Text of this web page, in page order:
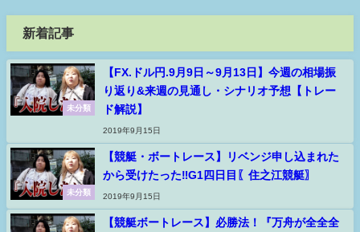
新着記事
未分類
【FX.ドル円.9月9日～9月13日】今週の相場振
り返り&来週の見通し・シナリオ予想【トレー
ド解説】
2019年9月15日
未分類
【競艇・ボートレース】リベンジ申し込まれた
から受けたった‼︎G1四日目〖住之江競艇〗
2019年9月15日
【競艇ボートレース】必勝法！『万舟が全全全